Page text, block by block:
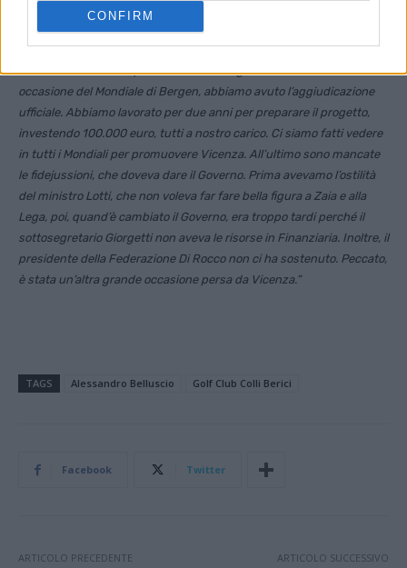
CONFIRM
ciclismo 2020 a Vicenza.
città e ci è venuta l’idea di portare il Mondiale. Nell’agosto del 2014
con Claudio Pasqualin, Moreno Nicoletti e Gabriele Viale abbiamo
costituito il Comitato promotore. Nel congresso dell’UCI del 2017, in
occasione del Mondiale di Bergen, abbiamo avuto l’aggiudicazione
ufficiale. Abbiamo lavorato per due anni per preparare il progetto,
investendo 100.000 euro, tutti a nostro carico. Ci siamo fatti vedere
in tutti i Mondiali per promuovere Vicenza. All’ultimo sono mancate
le fidejussioni, che doveva dare il Governo. Prima avevamo l’ostilità
del ministro Lotti, che non voleva far fare bella figura a Zaia e alla
Lega, poi, quand’è cambiato il Governo, era troppo tardi perché il
sottosegretario Giorgetti non aveva le risorse in Finanziaria. Inoltre, il
presidente della Federazione Di Rocco non ci ha sostenuto. Peccato,
è stata un’altra grande occasione persa da Vicenza.”
TAGS Alessandro Belluscio Golf Club Colli Berici
Facebook Twitter
ARTICOLO PRECEDENTE
ARTICOLO SUCCESSIVO